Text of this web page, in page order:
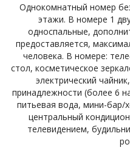
Однокомнатный номер
этажи. В номере 1
односпальные,
предоставляется,
человека. В номере:
стол, косметическое
электрический
принадлежности (более 6
питьевая вода, мини-
центральный
телевидением,